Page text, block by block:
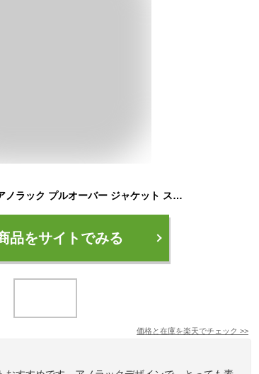
スノーボードウェア アノラック プルオーバー ジャケット スキーウェア レディース ボードウェア スノボウェア スノボ ウェア スノーボード スノボー スキー スノボーウェア スノーウェア 大きい ウエア ICJ-824
品をサイトでみる
価格と在庫を楽天でチェック >>